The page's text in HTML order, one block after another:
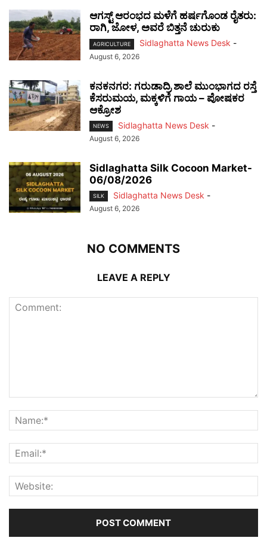
ಆಗಸ್ಟ್ ಆರಂಭದ ಮಳೆಗೆ ಹರ್ಷಗೊಂಡ ರೈತರು:
ರಾಗಿ, ಜೋಳ, ಅವರೆ ಬಿತ್ತನೆ ಚುರುಕು
AGRICULTURE Sidlaghatta News Desk -
August 6, 2026
ಕನಕನಗರ: ಗರುಡಾದ್ರಿ ಶಾಲೆ ಮುಂಭಾಗದ ರಸ್ತೆ
ಕೆಸರುಮಯ, ಮಕ್ಕಳಿಗೆ ಗಾಯ – ಪೋಷಕರ
ಆಕ್ರೋಶ
NEWS Sidlaghatta News Desk -
August 6, 2026
Sidlaghatta Silk Cocoon Market-
06/08/2026
SILK Sidlaghatta News Desk -
August 6, 2026
NO COMMENTS
LEAVE A REPLY